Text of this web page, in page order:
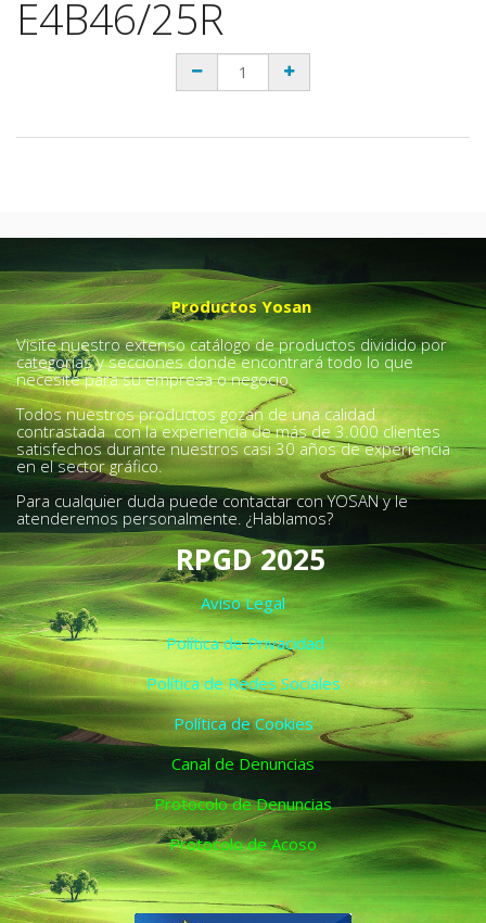
E4B46/25R
Productos Yosan
Visite nuestro extenso catálogo de productos dividido por
categorías y secciones donde encontrará todo lo que
necesite para su empresa o negocio.
Todos nuestros productos gozan de una calidad
contrastada con la experiencia de más de 3.000 clientes
satisfechos durante nuestros casi 30 años de experiencia
en el sector gráfico.
Para cualquier duda puede contactar con YOSAN y le
atenderemos personalmente. ¿Hablamos?
RPGD 2025
Aviso Legal
Política de Privacidad
Política de Redes Sociales
Política de Cookies
Canal de Denuncias
Protocolo de Denuncias
Protocolo de Acoso